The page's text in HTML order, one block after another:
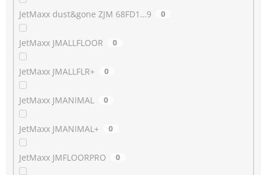
JetMaxx dust&gone ZJM 68FD1…9 0
JetMaxx JMALLFLOOR 0
JetMaxx JMALLFLR+ 0
JetMaxx JMANIMAL 0
JetMaxx JMANIMAL+ 0
JetMaxx JMFLOORPRO 0